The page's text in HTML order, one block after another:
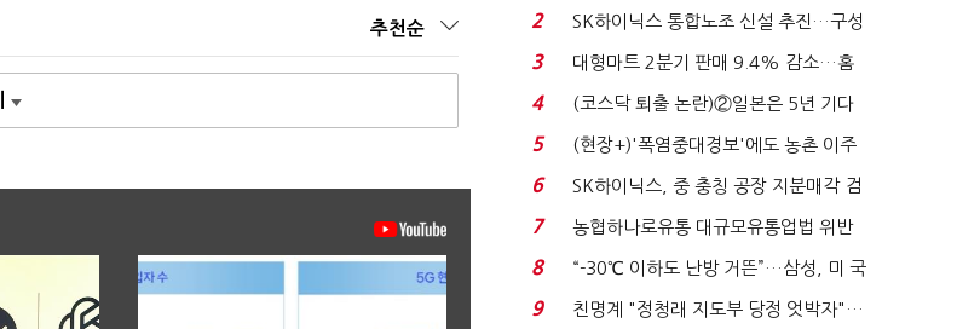
추천순
세 이어진다...
2
SK하이닉스 통합노조 신설 추진…구성
원간 성과급 불...
3
대형마트 2분기 판매 9.4% 감소…홈
플러스 사태 여파...
4
(코스닥 퇴출 논란)②일본은 5년 기다
려주는데 우리는 ...
5
(현장+)'폭염중대경보'에도 농촌 이주
노동자는 강행군…'야...
6
SK하이닉스, 중 충칭 공장 지분매각 검
토?…“확정된 바...
7
농협하나로유통 대규모유통업법 위반
적발…공정위, 과...
8
“-30℃ 이하도 난방 거뜬”…삼성, 미 국
립연구소와 개...
9
친명계 "정청래 지도부 당정 엇박자"…